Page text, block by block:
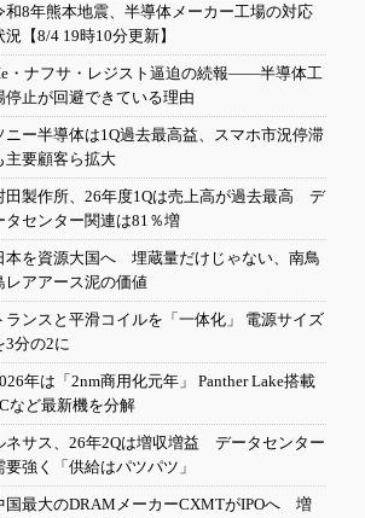
和8年熊本地震、半導体メーカー工場の対応
況【8/4 19時10分更新】
・ナフサ・レジスト逼迫の続報――半導体工
停止が回避できている理由
ニー半導体は1Q過去最高益、スマホ市況停滞
主要顧客ら拡大
田製作所、26年度1Qは売上高が過去最高 デ
タセンター関連は81％増
本を資源大国へ 埋蔵量だけじゃない、南鳥
レアアース泥の価値
ランスと平滑コイルを「一体化」 電源サイズ
3分の2に
年は「2nm商用化元年」 Panther Lake搭載
など最新機を分解
ネサス、26年2Qは増収増益 データセンター
要強く「供給はパツパツ」
国最大のDRAMメーカーCXMTがIPOへ 増